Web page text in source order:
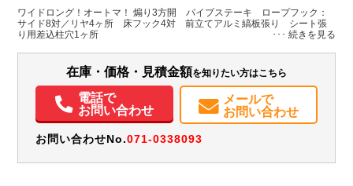
H:375
H:2,660
ワイドロング！オートマ！ 煽り3方開 パイプステーキ ロープフック：
サイド8対／リヤ4ヶ所 床フック4対 前立てアルミ縞板張り シート張
り用差込柱穴1ヶ所
在庫・価格・見積金額を知りたい方はこちら
電話で
お問い合わせ
メールで
お問い合わせ
お問い合わせNo.071-0338093